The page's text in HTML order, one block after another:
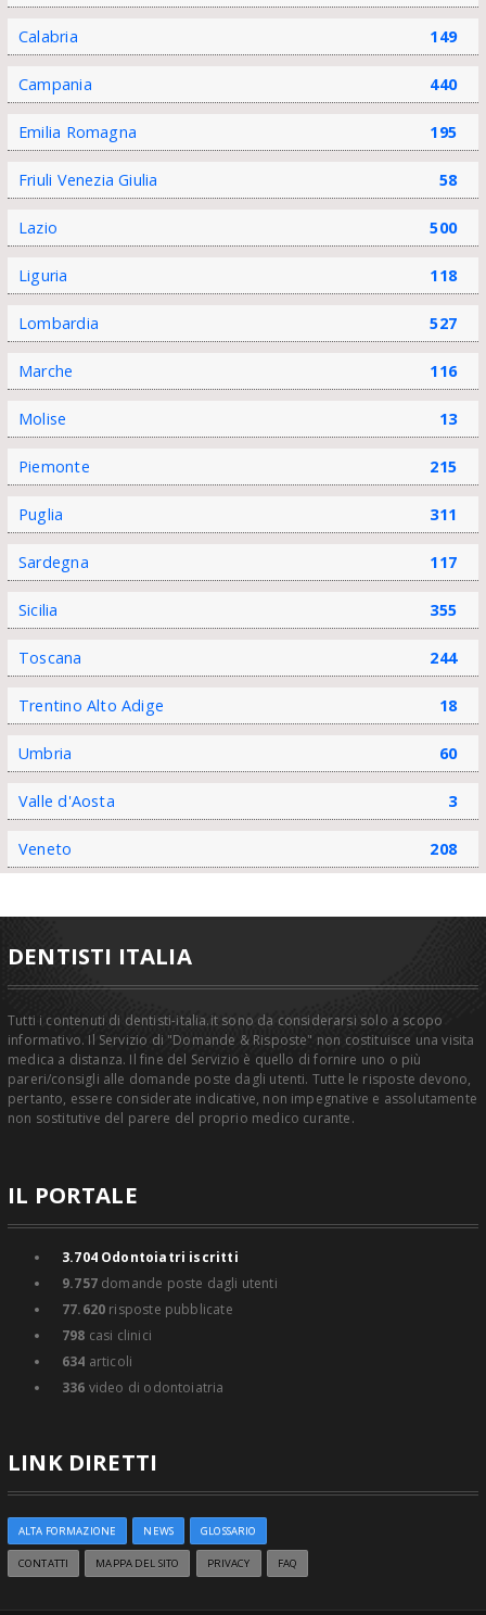
Calabria 149
Campania 440
Emilia Romagna 195
Friuli Venezia Giulia 58
Lazio 500
Liguria 118
Lombardia 527
Marche 116
Molise 13
Piemonte 215
Puglia 311
Sardegna 117
Sicilia 355
Toscana 244
Trentino Alto Adige 18
Umbria 60
Valle d'Aosta 3
Veneto 208
DENTISTI ITALIA
Tutti i contenuti di dentisti-italia.it sono da considerarsi solo a scopo
informativo. Il Servizio di "Domande & Risposte" non costituisce una visita
medica a distanza. Il fine del Servizio è quello di fornire uno o più
pareri/consigli alle domande poste dagli utenti. Tutte le risposte devono,
pertanto, essere considerate indicative, non impegnative e assolutamente
non sostitutive del parere del proprio medico curante.
IL PORTALE
3.704Odontoiatri iscritti
9.757domande poste dagli utenti
77.620 risposte pubblicate
798 casi clinici
634 articoli
336 video di odontoiatria
LINK DIRETTI
ALTA FORMAZIONE NEWS GLOSSARIO
CONTATTI MAPPA DEL SITO PRIVACY FAQ